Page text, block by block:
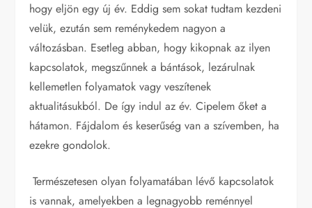
hogy eljön egy új év. Eddig sem sokat tudtam kezdeni
velük, ezután sem reménykedem nagyon a
változásban. Esetleg abban, hogy kikopnak az ilyen
kapcsolatok, megszűnnek a bántások, lezárulnak
kellemetlen folyamatok vagy veszítenek
aktualitásukból. De így indul az év. Cipelem őket a
hátamon. Fájdalom és keserűség van a szívemben, ha
ezekre gondolok.
Természetesen olyan folyamatában lévő kapcsolatok
is vannak, amelyekben a legnagyobb reménnyel